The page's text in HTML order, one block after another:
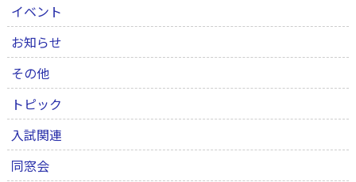
イベント
お知らせ
その他
トピック
入試関連
同窓会